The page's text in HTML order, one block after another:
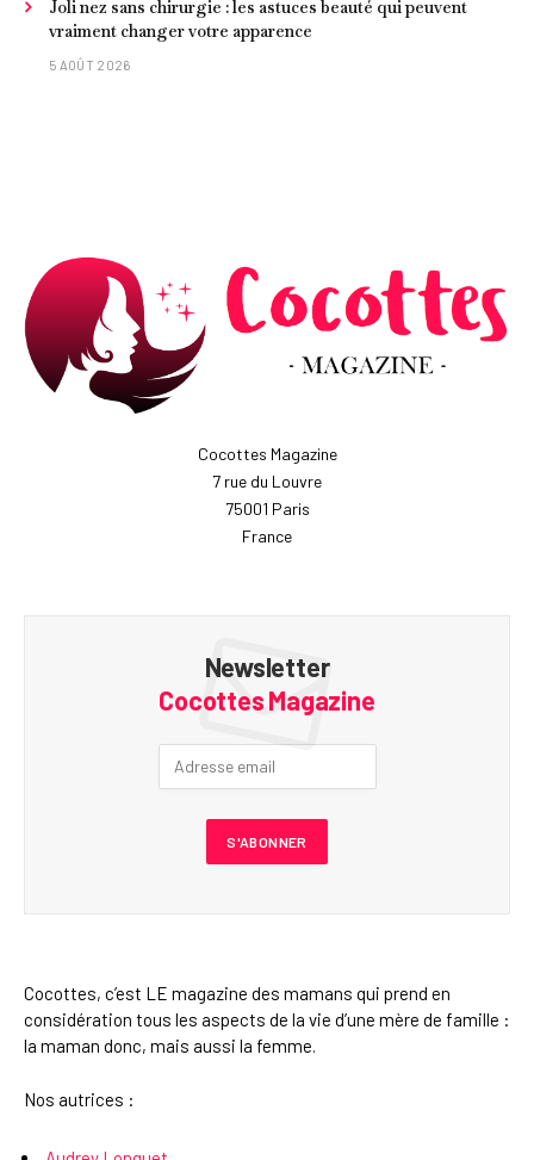
Joli nez sans chirurgie : les astuces beauté qui peuvent
vraiment changer votre apparence
5 AOÛT 2026
Cocottes Magazine
7 rue du Louvre
75001 Paris
France
Newsletter
Cocottes Magazine
Cocottes, c’est LE magazine des mamans qui prend en
considération tous les aspects de la vie d’une mère de famille :
la maman donc, mais aussi la femme.
Nos autrices :